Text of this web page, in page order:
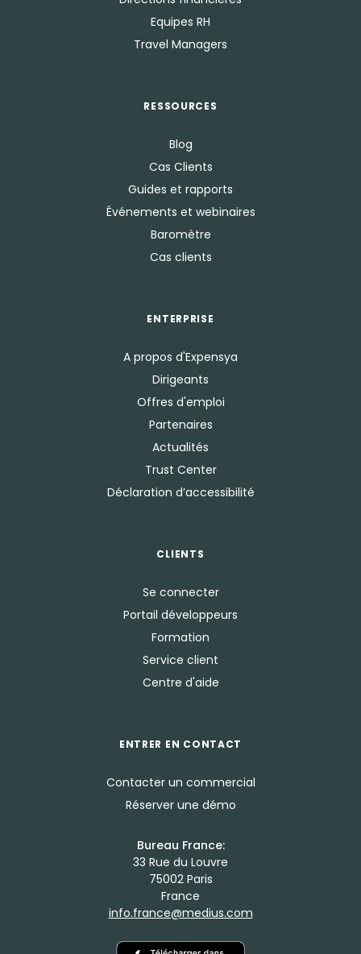
Equipes RH
Travel Managers
RESSOURCES
Blog
Cas Clients
Guides et rapports
Événements et webinaires
Baromètre
Cas clients
ENTERPRISE
A propos d'Expensya
Dirigeants
Offres d'emploi
Partenaires
Actualités
Trust Center
Déclaration d’accessibilité
CLIENTS
Se connecter
Portail développeurs
Formation
Service client
Centre d'aide
ENTRER EN CONTACT
Contacter un commercial
Réserver une démo
Bureau France:
33 Rue du Louvre
75002 Paris
France
info.france@medius.com